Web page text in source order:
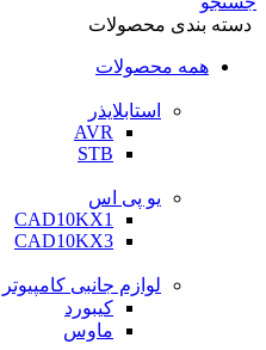
دسته بندی محصولات
همه محصولات
استابلایذر
AVR
STB
یو پی اس
CAD10KX1
CAD10KX3
لوازم جانبی کامپیوتر
کیبورد
ماوس